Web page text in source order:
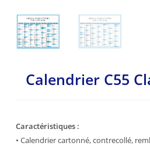
Calendrier C55
Caractéristiques :
• Calendrier cartonné, contrecollé,